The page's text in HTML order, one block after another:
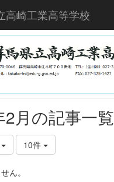
高崎工業高等学校
2月の記事一覧
10件
ん。